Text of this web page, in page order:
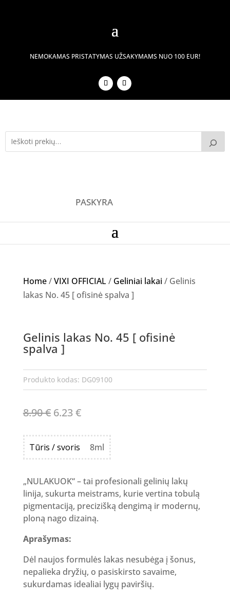
NEMOKAMAS PRISTATYMAS UŽSAKYMAMS NUO 100 EUR!
PASKYRA
Home/VIXI OFFICIAL/ Geliniai lakai / Gelinis
lakas No. 45 [ ofisinė spalva ]
NETURIME
Gelinis lakas No. 45 [ ofisinė
spalva ]
Produkto kodas: DG09100
8.90€ Original
was:
8.90 €.
6.23€Current
is:
6.23 €.
Tūris / svoris 8ml
„NULAKUOK“ – tai profesionali gelinių lakų
linija, sukurta meistrams, kurie vertina tobulą
pigmentaciją, precizišką dengimą ir modernų,
ploną nago dizainą.
Aprašymas:
Dėl naujos formulės lakas nesubėga į šonus,
nepalieka dryžių, o pasiskirsto savaime,
sukurdamas idealiai lygų paviršių.